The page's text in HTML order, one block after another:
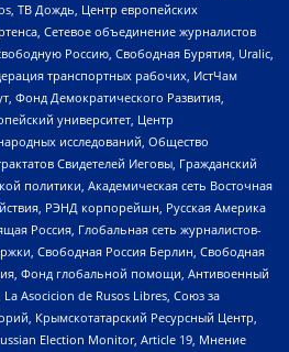
ТВ Дождь, Центр европейских
Сетевое объединение журналистов
Россию, Свободная Бурятия, Uralic,
транспортных рабочих, ИстЧам
Фонд Демократического Развития,
университет, Центр
исследований, Общество
Свидетелей Иеговы, Гражданский
политики, Академическая сеть Восточная
РЭНД корпорейшн, Русская Америка
Россия, Глобальная сеть журналистов-
Свободная Россия Берлин, Свободная
Фонд глобальной помощи, Антивоенный
Asocicion de Rusos Libres, Союз за
Крымскотатарский Ресурсный Центр,
Election Monitor, Article 19, Мнение